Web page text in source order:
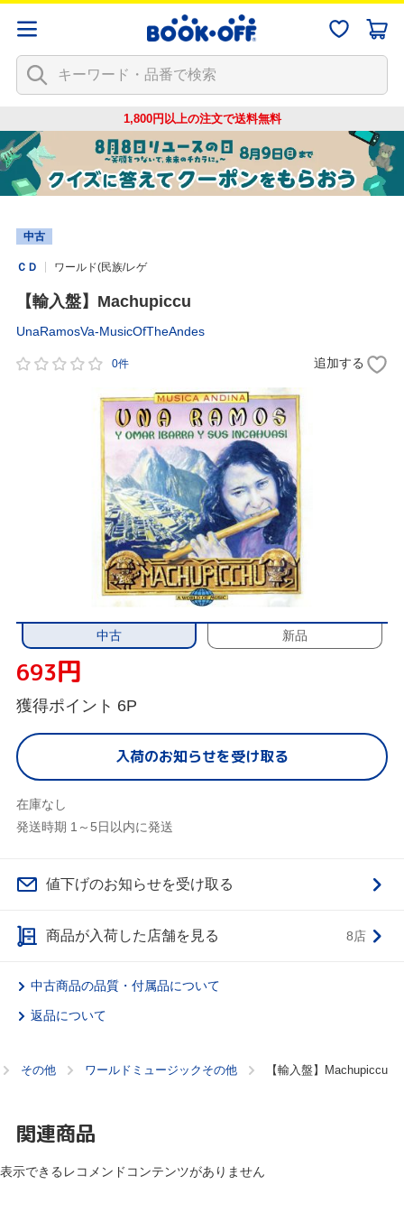
1,800円以上の注文で送料無料
中古
ＣＤ ワールド(民族/レゲ
【輸入盤】Machupiccu
UnaRamosVa-MusicOfTheAndes
0件 追加する
中古 新品
693円
獲得ポイント 6P
入荷のお知らせを受け取る
在庫なし
発送時期 1～5日以内に発送
値下げのお知らせを受け取る
商品が入荷した店舗を見る 8店
中古商品の品質・付属品について
返品について
その他 ワールドミュージックその他 【輸入盤】Machupiccu
関連商品
表示できるレコメンドコンテンツがありません